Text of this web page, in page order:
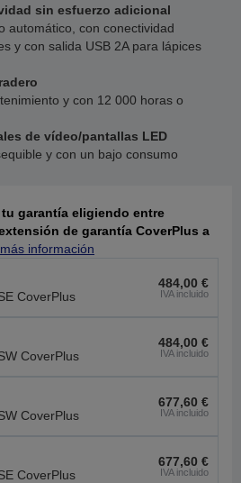
sin esfuerzo adicional
automático, con conectividad
y con salida USB 2A para lápices
y con 12 000 horas o
de vídeo/pantallas LED
y con un bajo consumo
garantía eligiendo entre
de garantía CoverPlus a
información
CoverPlus
484,00 €
IVA incluido
CoverPlus
484,00 €
IVA incluido
CoverPlus
677,60 €
IVA incluido
CoverPlus
677,60 €
IVA incluido